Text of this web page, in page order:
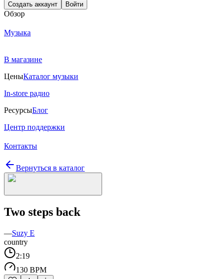
Создать аккаунт Войти
Обзор
Музыка
В магазине
ЦеныКаталог музыки
In-store радио
РесурсыБлог
Центр поддержки
Контакты
Вернуться в каталог
Two steps back
—Suzy E
country
2:19
130 BPM